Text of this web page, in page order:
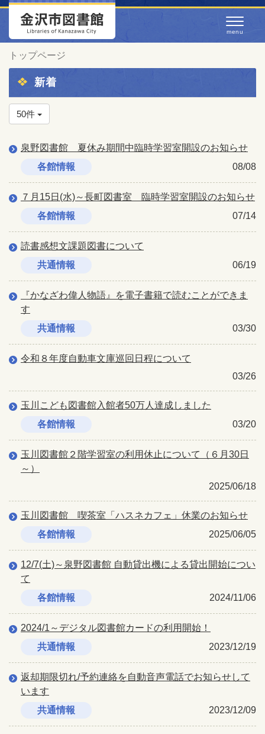
トップページ
新着
50件
泉野図書館 夏休み期間中臨時学習室開設のお知らせ
08/08
各館情報
７月15日(水)～長町図書室 臨時学習室開設のお知らせ
07/14
各館情報
読書感想文課題図書について
06/19
共通情報
『かなざわ偉人物語』を電子書籍で読むことができま
す
03/30
共通情報
令和８年度自動車文庫巡回日程について
03/26
玉川こども図書館入館者50万人達成しました
03/20
各館情報
玉川図書館２階学習室の利用休止について（６月30日
～）
2025/06/18
玉川図書館 喫茶室「ハスネカフェ」休業のお知らせ
2025/06/05
各館情報
12/7(土)～泉野図書館 自動貸出機による貸出開始につい
て
2024/11/06
各館情報
2024/1～デジタル図書館カードの利用開始！
2023/12/19
共通情報
返却期限切れ/予約連絡を自動音声電話でお知らせして
います
2023/12/09
共通情報